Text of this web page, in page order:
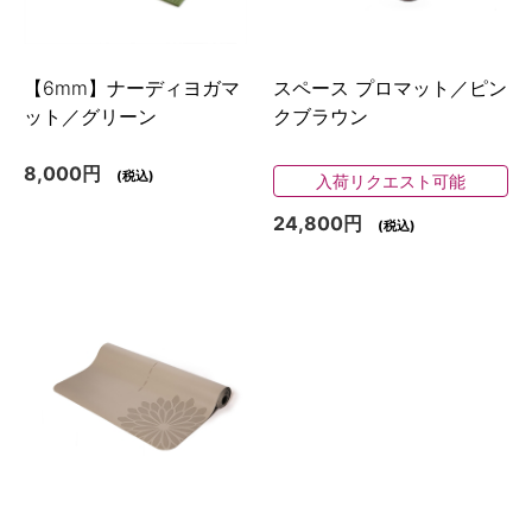
【6mm】ナーディヨガマ
ット／グリーン
8,000円 (税込)
スペース プロマット／ピン
クブラウン
入荷リクエスト可能
24,800円 (税込)